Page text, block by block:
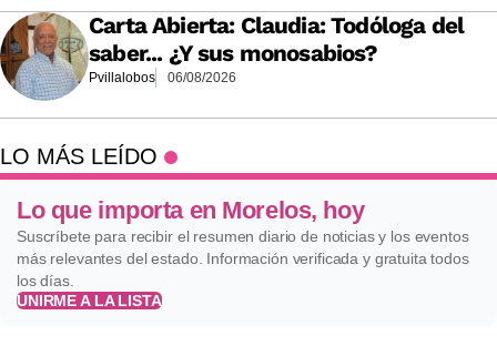
Carta Abierta: Claudia: Todóloga del
saber... ¿Y sus monosabios?
Pvillalobos 06/08/2026
LO MÁS LEÍDO
Lo que importa en Morelos, hoy
Suscríbete para recibir el resumen diario de noticias y los eventos
más relevantes del estado. Información verificada y gratuita todos
los días.
UNIRME A LA LISTA